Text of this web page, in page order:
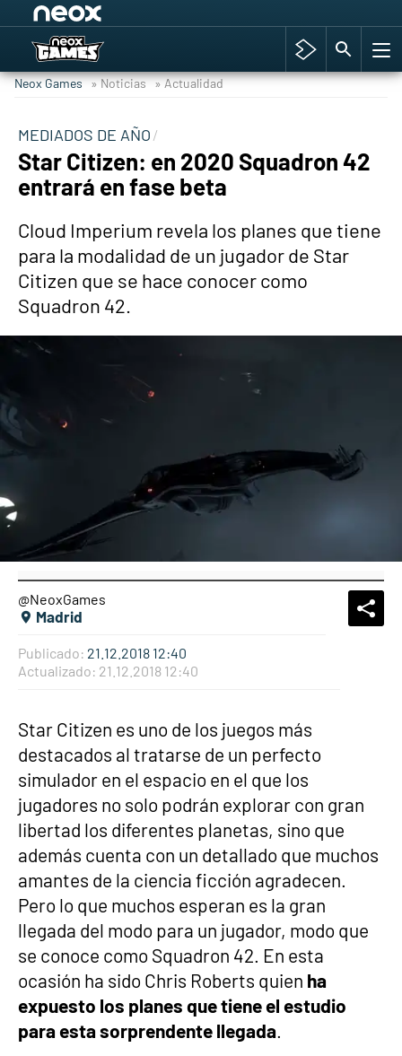
Hyrule Warriors: La Era del Cataclismo
Cyberpunk 2077
Hyrule Warriors
Neox Games » Noticias » Actualidad
MEDIADOS DE AÑO
Star Citizen: en 2020 Squadron 42
entrará en fase beta
Cloud Imperium revela los planes que tiene
para la modalidad de un jugador de Star
Citizen que se hace conocer como
Squadron 42.
@NeoxGames
Madrid
Publicado: 21.12.2018 12:40
Actualizado: 21.12.2018 12:40
Star Citizen es uno de los juegos más
destacados al tratarse de un perfecto
simulador en el espacio en el que los
jugadores no solo podrán explorar con gran
libertad los diferentes planetas, sino que
además cuenta con un detallado que muchos
amantes de la ciencia ficción agradecen.
Pero lo que muchos esperan es la gran
llegada del modo para un jugador, modo que
se conoce como Squadron 42. En esta
ocasión ha sido Chris Roberts quien ha
expuesto los planes que tiene el estudio
para esta sorprendente llegada.